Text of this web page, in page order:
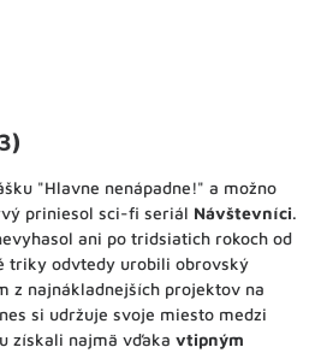
"Hlavne nenápadne!" a možno
priniesol sci-fi seriál Návštevníci.
ani po tridsiatich rokoch od
triky odvtedy urobili obrovský
z najnákladnejších projektov na
si udržuje svoje miesto medzi
získali najmä vďaka vtipným